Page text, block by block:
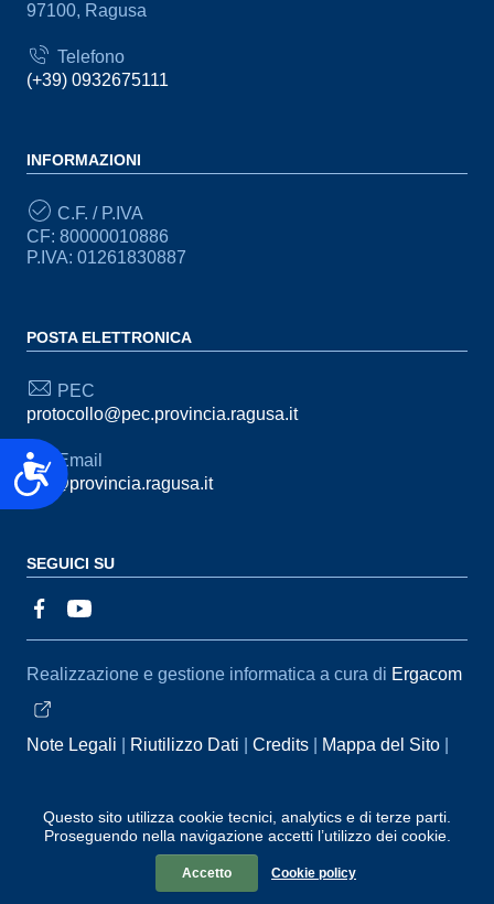
Accessibilità
Questo sito utilizza cookie tecnici, analytics e di terze parti.
Proseguendo nella navigazione accetti l’utilizzo dei cookie.
Accetto Cookie policy
97100, Ragusa
Telefono
(+39) 0932675111
INFORMAZIONI
C.F. / P.IVA
CF: 80000010886
P.IVA: 01261830887
POSTA ELETTRONICA
PEC
protocollo@pec.provincia.ragusa.it
Email
urp@provincia.ragusa.it
SEGUICI SU
Sezione Link Utili
Realizzazione e gestione informatica a cura di Ergacom
Note Legali Riutilizzo Dati Credits
Mappa del Sito
Segnalazioni
Statistiche accessi
Dichiarazione di
Accessibilità